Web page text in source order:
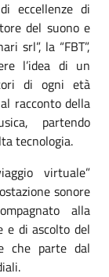
eccellenze di
del suono e
srl”, la “FBT”,
l’idea di un
di ogni età
racconto della
partendo
tecnologia.
virtuale”
sonore
alla
e di ascolto del
che parte dal